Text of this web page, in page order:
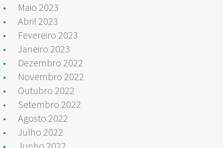
Maio 2023
Abril 2023
Fevereiro 2023
Janeiro 2023
Dezembro 2022
Novembro 2022
Outubro 2022
Setembro 2022
Agosto 2022
Julho 2022
Junho 2022